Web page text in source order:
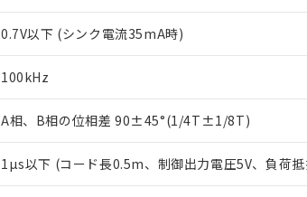
0.7V以下 (シンク電流35mA時)
100kHz
A相、B相の位相差 90±45°(1/4T±1/8T)
1µs以下 (コード長0.5m、制御出力電圧5V、負荷
ご利用条件
以下の条件をお読みいただき、同意のうえご利
※1 対応状況
対応予定：EU RoHS指令（10物質）の非含有に
対応予定なし：EU RoHS指令（10物質）の非含
調査・確認中：EU RoHS指令（10物質）の非含
非該当品：ライセンス料など無形物で、有害物質
仕入先様の事情により、非含有部品としていた
があります。
※1 中国RoHS○×表